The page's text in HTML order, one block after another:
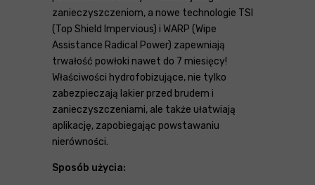
zanieczyszczeniom, a nowe technologie TSI
(Top Shield Impervious) i WARP (Wipe
Assistance Radical Power) zapewniają
trwałość powłoki nawet do 7 miesięcy!
Właściwości hydrofobizujące, nie tylko
zabezpieczają lakier przed brudem i
zanieczyszczeniami, ale także ułatwiają
aplikację, zapobiegając powstawaniu
nierówności.
Sposób użycia: